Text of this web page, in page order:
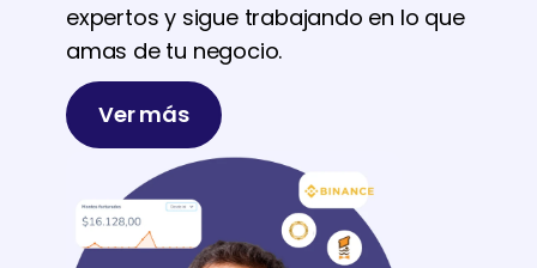
expertos y sigue trabajando en lo que
amas de tu negocio.
Ver más